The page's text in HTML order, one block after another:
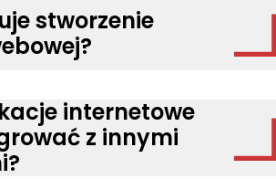
stworzenie
internetowe
z innymi